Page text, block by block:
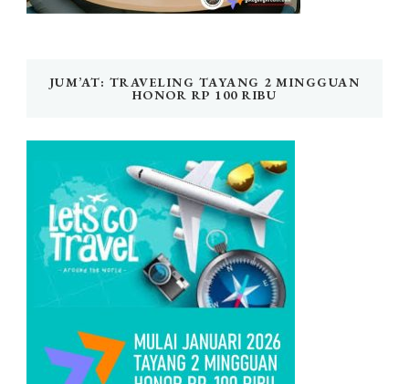
JUM’AT: TRAVELING TAYANG 2 MINGGUAN
HONOR RP 100 RIBU